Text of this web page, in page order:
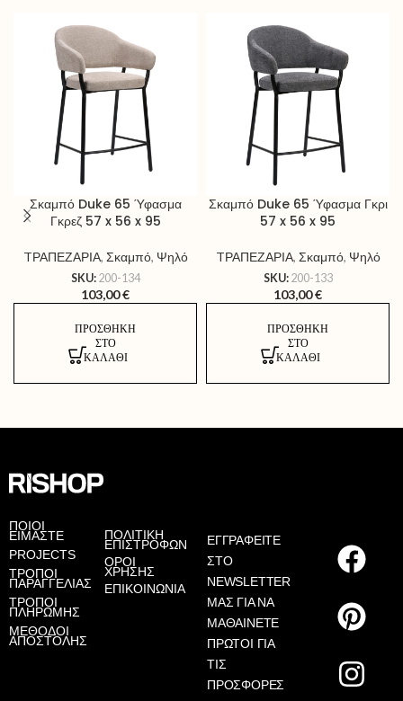
Σκαμπό Duke 65 Ύφασμα
Γκρεζ 57 x 56 x 95
TΡΑΠΕΖΑΡΙΑ, Σκαμπό, Ψηλό
SKU: 200-134
103,00€
ΠΡΟΣΘΉΚΗ
ΣΤΟ
ΚΑΛΆΘΙ
Σκαμπό Duke 65 Ύφασμα Γκρι
57 x 56 x 95
TΡΑΠΕΖΑΡΙΑ, Σκαμπό, Ψηλό
SKU: 200-133
103,00€
ΠΡΟΣΘΉΚΗ
ΣΤΟ
ΚΑΛΆΘΙ
ΠΟΙΟΙ
ΕΙΜΑΣΤΕ
PROJECTS
ΤΡΟΠΟΙ
ΠΑΡΑΓΓΕΛΙΑΣ
ΤΡΟΠΟΙ
ΠΛΗΡΩΜΗΣ
ΜΕΘΟΔΟΙ
ΑΠΟΣΤΟΛΗΣ
ΠΟΛΙΤΙΚΗ
ΕΠΙΣΤΡΟΦΩΝ
ΟΡΟΙ
ΧΡΗΣΗΣ
ΕΠΙΚΟΙΝΩΝΙΑ
ΕΓΓΡΑΦΕΙΤΕ
ΣΤΟ
NEWSLETTER
ΜΑΣ ΓΙΑ ΝΑ
ΜΑΘΑΙΝΕΤΕ
ΠΡΩΤΟΙ ΓΙΑ
ΤΙΣ
ΠΡΟΣΦΟΡΕΣ